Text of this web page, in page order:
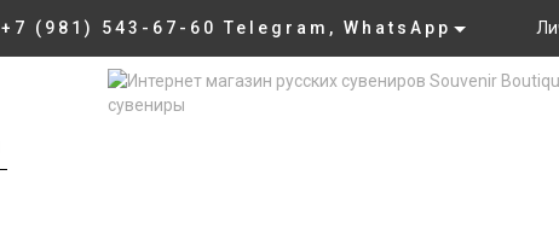
+7 (981) 543-67-60 Telegram, WhatsApp